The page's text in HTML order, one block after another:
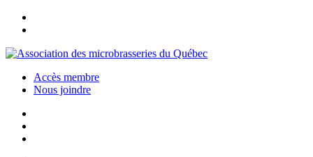
Accès membre
Nous joindre